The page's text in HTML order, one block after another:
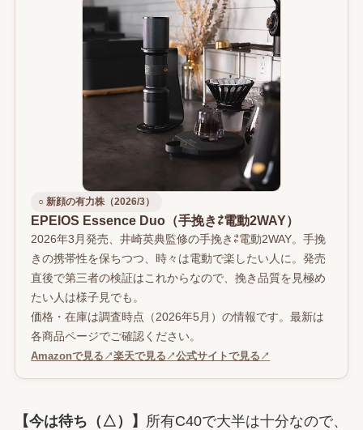
○ 新顔の有力株（2026/3）
EPEIOS Essence Duo（手挽き⇄電動2WAY）
2026年3月発売、井崎英典監修の手挽き⇄電動2WAY。手挽
きの携帯性を保ちつつ、時々は電動で楽したい人に。発売
直後で第三者の検証はこれからなので、挽き品質を見極め
たい人は様子見でも。
価格・在庫は調査時点（2026年5月）の情報です。最新は
各商品ページでご確認ください。
Amazonで見る ↗楽天で見る ↗公式サイトで見る ↗
【今は待ち（△）】
所有C40で大半は十分なので、